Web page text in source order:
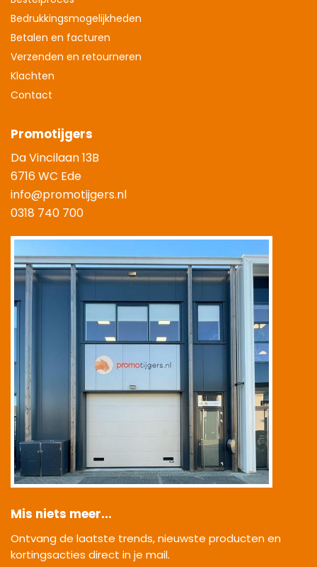
Bedrukkingsmogelijkheden
Betalen en facturen
Verzenden en retourneren
Klachten
Contact
Promotijgers
Da Vincilaan 13B
6716 WC Ede
info@promotijgers.nl
0318 740 700
Mis niets meer...
Ontvang de laatste trends, nieuwste producten en
kortingsacties direct in je mail.